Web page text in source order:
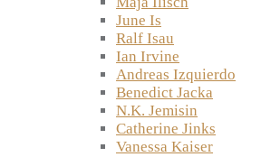
June Is
Ralf Isau
Ian Irvine
Andreas Izquierdo
Benedict Jacka
N.K. Jemisin
Catherine Jinks
Vanessa Kaiser